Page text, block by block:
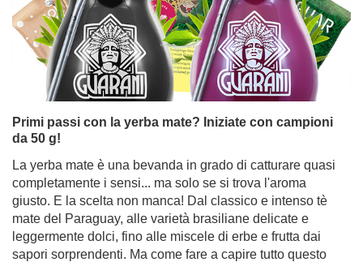
Primi passi con la yerba mate? Iniziate con campioni
da 50 g!
La yerba mate è una bevanda in grado di catturare quasi
completamente i sensi... ma solo se si trova l'aroma
giusto. E la scelta non manca! Dal classico e intenso tè
mate del Paraguay, alle varietà brasiliane delicate e
leggermente dolci, fino alle miscele di erbe e frutta dai
sapori sorprendenti. Ma come fare a capire tutto questo